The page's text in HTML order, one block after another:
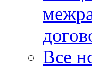
Все